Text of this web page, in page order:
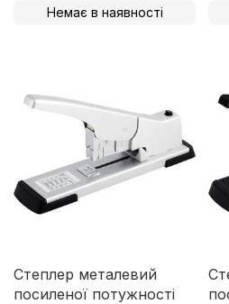
Немає в наявності
Степлер металевий
посиленої потужності